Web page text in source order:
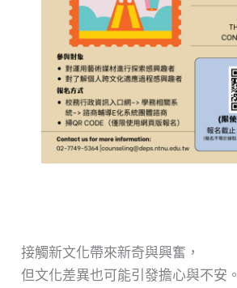
接觸新文化帶來新奇與興奮，
但文化差異也可能引發擔心與不安。